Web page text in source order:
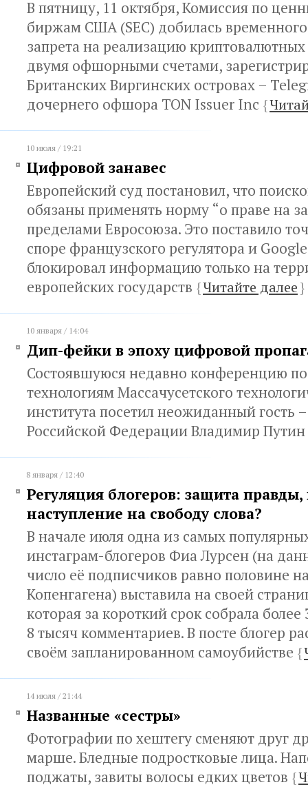
В пятницу, 11 октября, Комиссия по
биржам США (SEC) добилась
запрета на реализацию
двумя офшорными счетами,
Британских Виргинских островах –
дочернего офшора TON Issuer Inc {
10 июля / 19:21
Цифровой занавес
Европейский суд постановил, что
обязаны применять норму “о праве на
пределами Евросоюза. Это поставило
споре французского регулятора и
блокировал информацию только на
европейских государств {Читайте далее}
10 января / 14:04
Дип-фейки в эпоху цифровой
Состоявшуюся недавно конференцию
технологиям Массачусетского
института посетил неожиданный гость
Российской Федерации Владимир Путин
8 января / 12:40
Регуляция блогеров: защита
наступление на свободу слова?
В начале июля одна из самых
инстаграм-блогеров Фиа Лурсен (на
число её подписчиков равно половине
Копенгагена) выставила на своей
которая за короткий срок собрала
8 тысяч комментариев. В посте блогер
своём запланированном самоубийстве {
14 июля / 21:44
Названные «сестры»
Фотографии по хештегу сменяют друг
марше. Бледные подростковые лица.
поджаты, завиты волосы едких цветов {